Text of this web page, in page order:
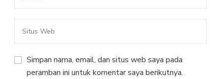
Simpan nama, email, dan situs web saya pada
peramban ini untuk komentar saya berikutnya.